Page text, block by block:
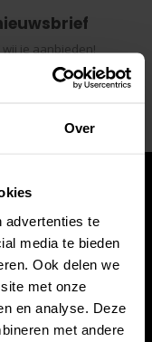
Over
advertenties te
media te bieden
Ook delen we
met onze
en analyse. Deze
met andere
je aanbieden!
Abonneer